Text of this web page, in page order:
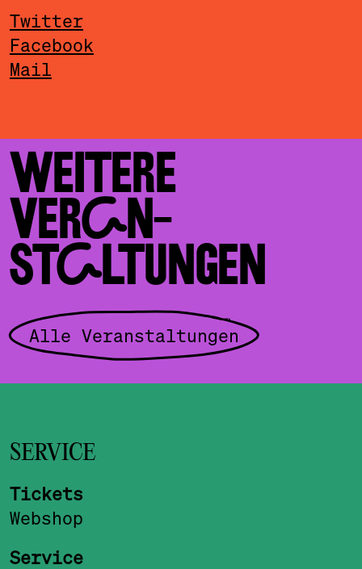
Twitter
Facebook
Mail
WEITERE
VERAN­
STALTUNGEN
Alle Veranstaltungen
SERVICE
Tickets
Webshop
Service